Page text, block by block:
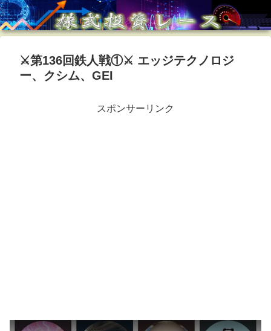
⚔第136回鉄人戦①⚔ エッジテクノロジ
ー、クシム、GEI
スポンサーリンク